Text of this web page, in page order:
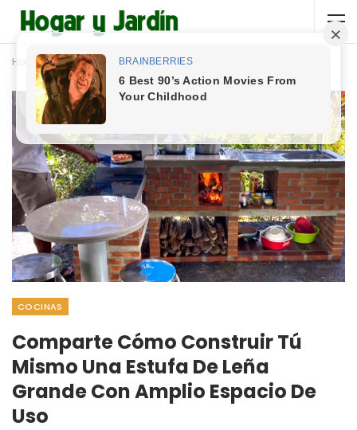
Home Cocinas
COCINAS
Comparte Cómo Construir Tú
Mismo Una Estufa De Leña
Grande Con Amplio Espacio De
Uso